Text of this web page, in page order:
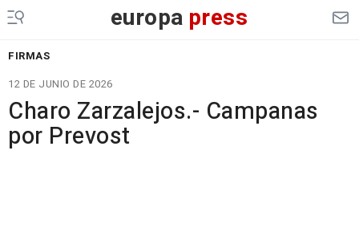
europa press
FIRMAS
12 DE JUNIO DE 2026
Charo Zarzalejos.- Campanas
por Prevost